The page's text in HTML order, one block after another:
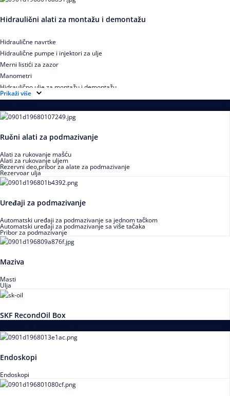
Hidraulični alati za montažu i demontažu
Hidraulične navrtke
Hidraulične pumpe i injektori za ulje
Merni listići za zazor
Manometri
Hidraulično ulje za montažu i demontažu
Prikaži više
Ručni alati za podmazivanje
Alati za rukovanje mašću
Alati za rukovanje uljem
Rezervni deo,pribor za alate za podmazivanje
Rezervoar ulja
Uređaji za podmazivanje
Automatski uređaji za podmazivanje sa jednom tačkom
Automatski uređaji za podmazivanje sa više tačaka
Pribor za podmazivanje
Maziva
Masti
Ulja
SKF RecondOil Box
Endoskopi
Endoskopi